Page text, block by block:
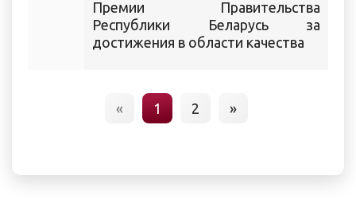
Премии Правительства
Республики Беларусь за
достижения в области качества
« 1 2 »